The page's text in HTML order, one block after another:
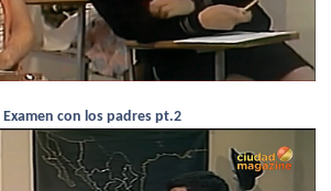
Examen con los padres pt.2